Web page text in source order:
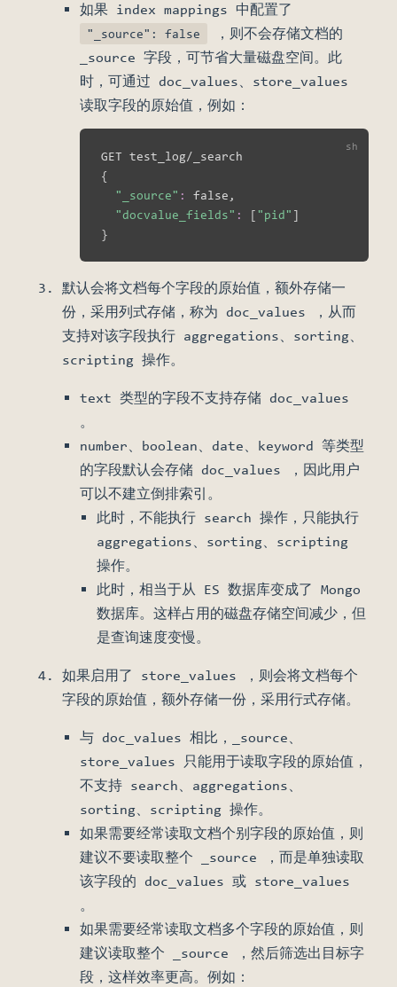
如果 index mappings 中配置了
"_source": false
，则不会存储文档的
_source 字段，可节省大量磁盘空间。此
时，可通过 doc_values、store_values
读取字段的原始值，例如：
{
"_source" :
false,
"docvalue_fields" : ["pid" ]
}
默认会将文档每个字段的原始值，额外存储一
份，采用列式存储，称为 doc_values ，从而
支持对该字段执行 aggregations、sorting、
scripting 操作。
text 类型的字段不支持存储 doc_values
。
number、boolean、date、keyword 等类型
的字段默认会存储 doc_values ，因此用户
可以不建立倒排索引。
此时，不能执行 search 操作，只能执行
aggregations、sorting、scripting
操作。
此时，相当于从 ES 数据库变成了 Mongo
数据库。这样占用的磁盘存储空间减少，但
是查询速度变慢。
如果启用了 store_values ，则会将文档每个
字段的原始值，额外存储一份，采用行式存储。
与 doc_values 相比，_source、
store_values 只能用于读取字段的原始值，
不支持 search、aggregations、
sorting、scripting 操作。
如果需要经常读取文档个别字段的原始值，则
建议不要读取整个 _source ，而是单独读取
该字段的 doc_values 或 store_values
。
如果需要经常读取文档多个字段的原始值，则
建议读取整个 _source ，然后筛选出目标字
段，这样效率更高。例如：